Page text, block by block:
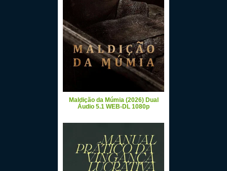
Maldição da Múmia (2026) Dual
Áudio 5.1 WEB-DL 1080p